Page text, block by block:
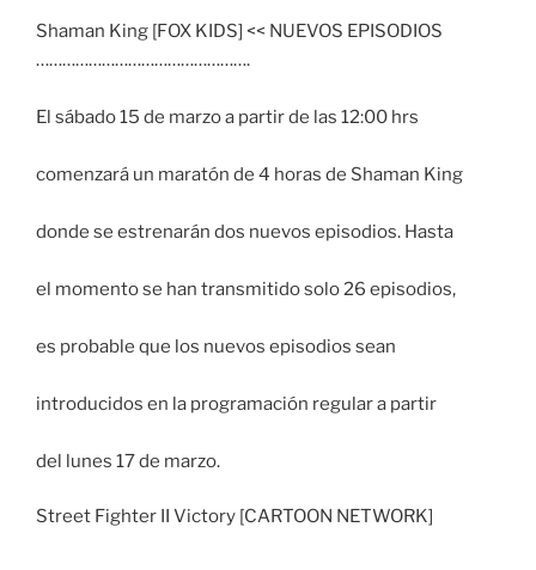
Shaman King [FOX KIDS] << NUEVOS EPISODIOS
………………………………………….
El sábado 15 de marzo a partir de las 12:00 hrs
comenzará un maratón de 4 horas de Shaman King
donde se estrenarán dos nuevos episodios. Hasta
el momento se han transmitido solo 26 episodios,
es probable que los nuevos episodios sean
introducidos en la programación regular a partir
del lunes 17 de marzo.
Street Fighter II Victory [CARTOON NETWORK]